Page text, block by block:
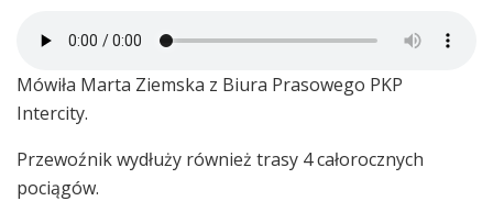
Mówiła Marta Ziemska z Biura Prasowego PKP
Intercity.
Przewoźnik wydłuży również trasy 4 całorocznych
pociągów.